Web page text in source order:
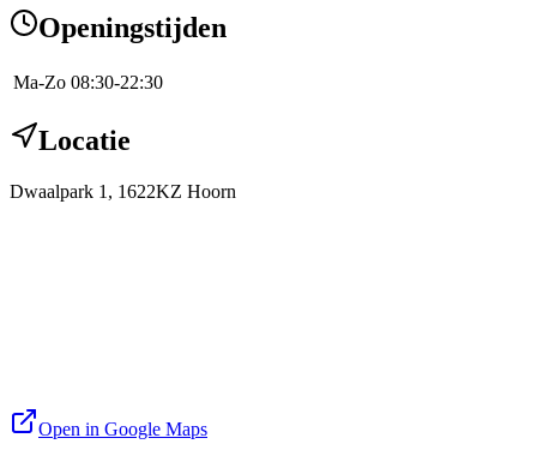
Openingstijden
Ma-Zo 08:30-22:30
Locatie
Dwaalpark 1, 1622KZ Hoorn
Open in Google Maps